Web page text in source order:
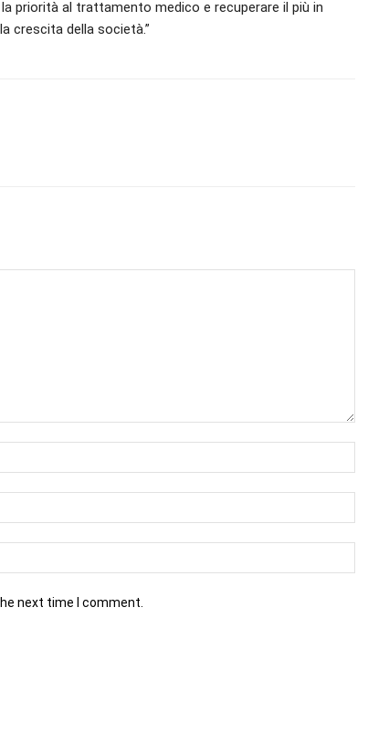
priorità al trattamento medico e recuperare il più in
crescita della società.”
next time I comment.